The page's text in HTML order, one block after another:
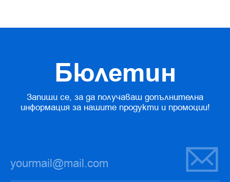
Бюлетин
Запиши се, за да получаваш допълнителна
информация за нашите продукти и промоции!